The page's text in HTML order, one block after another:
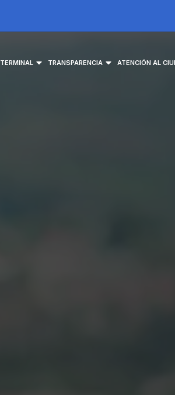
TERMINAL TRANSPARENCIA ATENCIÓN AL